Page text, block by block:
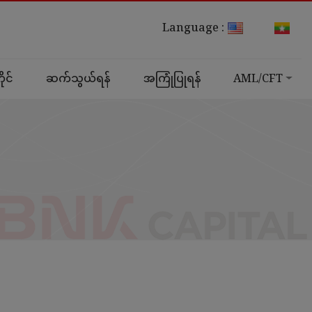
Language :
ဆက်သွယ်ရန် အကြုံပြုရန် AML/CFT